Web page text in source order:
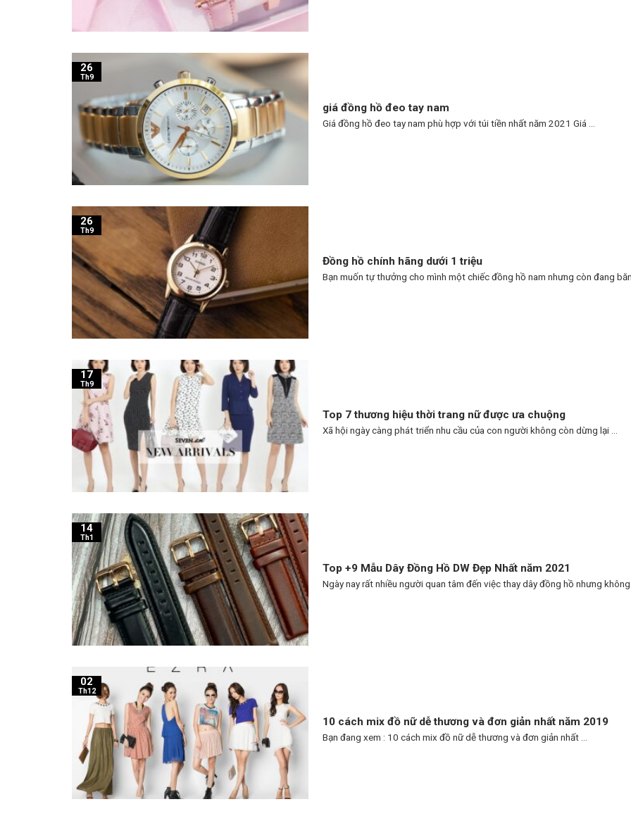
giá đồng hồ đeo tay nam
Giá đồng hồ đeo tay nam phù hợp với túi tiền nhất năm 2021 Giá ...
26
Th9
Đồng hồ chính hãng dưới 1 triệu
Bạn muốn tự thưởng cho mình một chiếc đồng hồ nam nhưng còn đang
26
Th9
Top 7 thương hiệu thời trang nữ được ưa chuộng
Xã hội ngày càng phát triển nhu cầu của con người không còn dừng lại ...
17
Th9
Top +9 Mẫu Dây Đồng Hồ DW Đẹp Nhất năm 2021
Ngày nay rất nhiều người quan tâm đến việc thay dây đồng hồ nhưng không
14
Th1
10 cách mix đồ nữ dễ thương và đơn giản nhất năm 2019
Bạn đang xem : 10 cách mix đồ nữ dễ thương và đơn giản nhất ...
02
Th12